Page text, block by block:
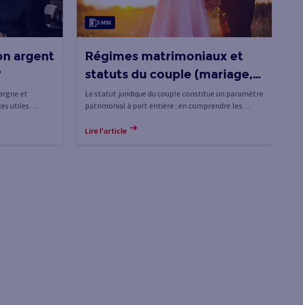
argent
et
utiles
5 MIN
Régimes matrimoniaux et
statuts du couple (mariage,
PACS, concubinage) : règles
d’administration et de
partage des biens
Le statut juridique du couple constitue un paramètre
patrimonial à part entière : en comprendre les
Lire l'article